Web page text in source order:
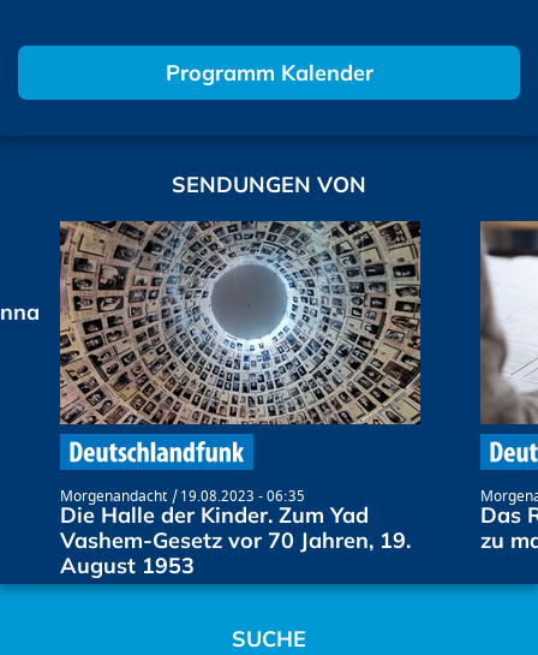
Programm Kalender
SENDUNGEN VON
Morgenandacht 19.08.2023 - 06:35
Die Halle der Kinder. Zum Yad
Vashem-Gesetz vor 70 Jahren, 19.
August 1953
Das
zu
SUCHE